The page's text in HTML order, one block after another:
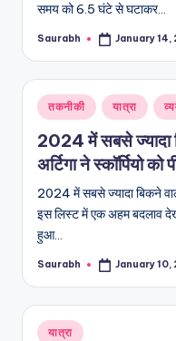
समय को 6.5 घंटे से घटाकर…
Posted
Saurabh January 14,
Posted
in
तकनीकी यात्रा
2024 में सबसे ज्यादा
अर्टिगा ने स्कॉर्पियो को
2024 में सबसे ज्यादा बिकने
इस लिस्ट में एक अहम बदलाव
हुआ…
Posted
Saurabh January 10,
Posted
यात्रा